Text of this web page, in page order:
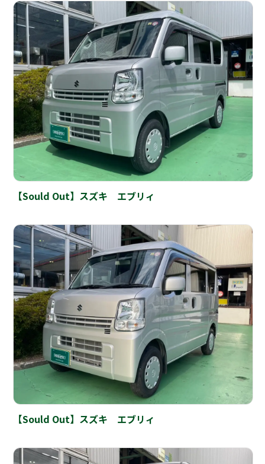
【Sould Out】スズキ エブリィ
【Sould Out】スズキ エブリィ